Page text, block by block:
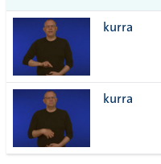
alla i
kurra
kurra